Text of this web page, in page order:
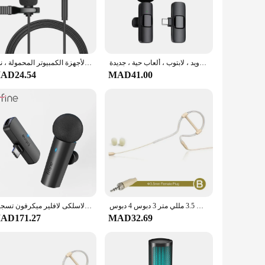
durability, while the sleek design and professional
engineered to deliver crystal-clear sound, ensuring that
studio or on the go, the eare mic is your reliable
are designed to enhance your recording experience,
offering consistent performance and durability.
that your recordings are as professional as they are
prices, making it accessible to all.
ميكروفون صغير لأجهزة الكمبيوتر المحمولة ، نوع C ، التلبيب ، كليب على ، الهاتف الذكي ، USB ، المهنية مايكرو ميك ، كاميرا DSLR ، 3.5 مللي متر ميكروفون لافاليير لاسلكي للهاتف المحمول ، تسجيل الصوت والفيديو ، ميكروفون صغير للآيفون ، أندرويد ، لابتوب ، ألعاب حية ، جديدة
MAD41.00
فيفين لاسلكى لافلير ميكرفون تسجيل, Type-C ميكرفون صغير للهاتف المحمول/التابلت/اللابتوب, تيارات حية/فلوج/Interview-M6 واحد الأذن هوك سماعة الرأس ميكروفون متعدد الاتجاهات مكثف يدوي 3.5 مللي متر 3 دبوس 4 دبوس XLR التوصيل مع هيئة التصنيع العسكري يغطي
MAD32.69